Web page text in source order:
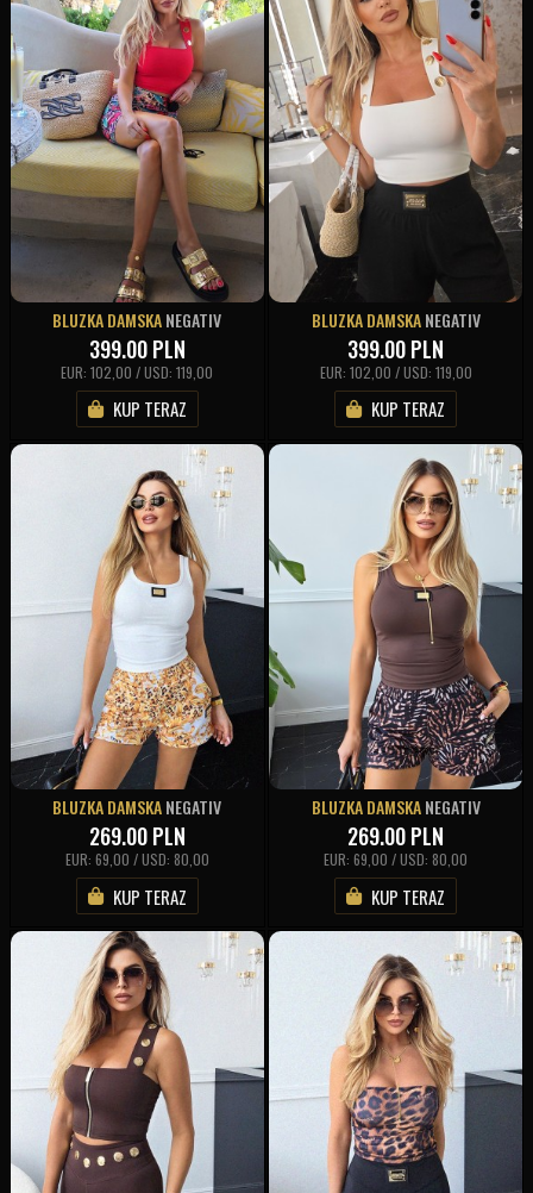
BLUZKA DAMSKANEGATIV
399.00PLN
EUR: 102,00 / USD: 119,00
KUP TERAZ
BLUZKA DAMSKANEGATIV
399.00PLN
EUR: 102,00 / USD: 119,00
KUP TERAZ
BLUZKA DAMSKANEGATIV
269.00PLN
EUR: 69,00 / USD: 80,00
KUP TERAZ
BLUZKA DAMSKANEGATIV
269.00PLN
EUR: 69,00 / USD: 80,00
KUP TERAZ